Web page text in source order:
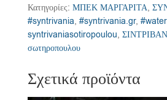
Κατηγορίες: ΜΠΕΚ ΜΑΡΓΑΡΙΤΑ,
#syntrivania, #syntrivania.gr,
syntrivaniasotiropoulou,
σωτηροπουλου
Σχετικά προϊόντα